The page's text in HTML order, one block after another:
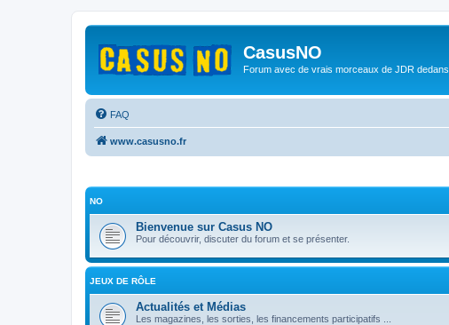
CasusNO
Forum avec de vrais morceaux de JDR dedans.
FAQ
www.casusno.fr
NO
Bienvenue sur Casus NO
Pour découvrir, discuter du forum et se présenter.
JEUX DE RÔLE
Actualités et Médias
Les magazines, les sorties, les financements participatifs ...